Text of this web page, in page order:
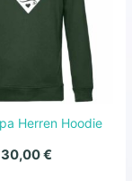
Herren Hoodie
30,00€